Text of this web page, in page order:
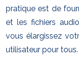
pratique est de
et les fichiers
vous élargissez
utilisateur pour tous.